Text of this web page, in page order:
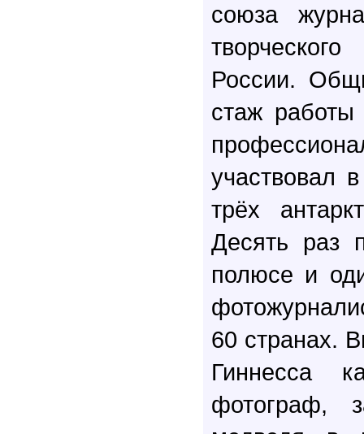
союза
России.
стаж
участвовал
трёх
Десять раз
полюсе и
60 странах.
Гиннесса
фотограф,